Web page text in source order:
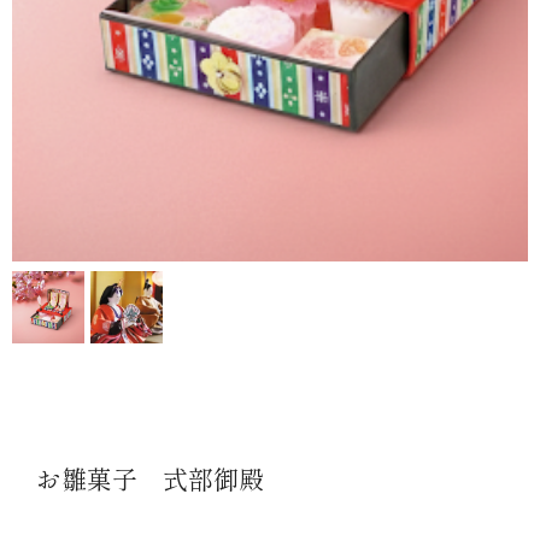
お雛菓子 式部御殿